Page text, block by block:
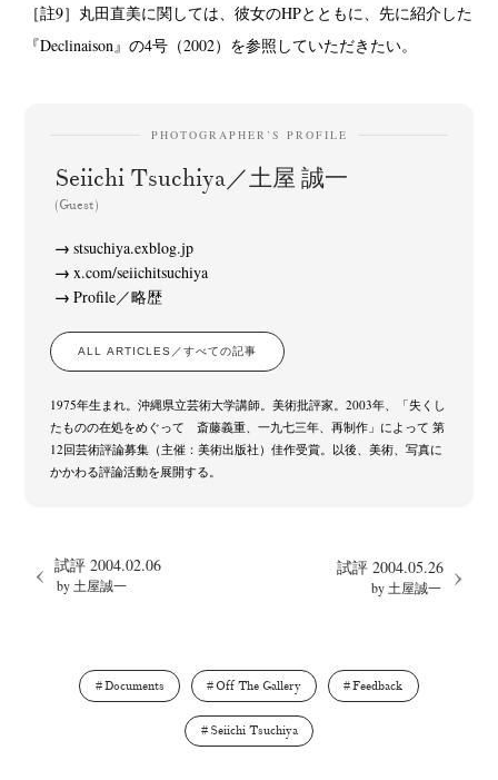
［註9］丸田直美に関しては、彼女のHPとともに、先に紹介した
『Declinaison』の4号（2002）を参照していただきたい。
PHOTOGRAPHER’S PROFILE
Seiichi Tsuchiya／土屋 誠一
(Guest)
stsuchiya.exblog.jp
x.com/seiichitsuchiya
Profile／略歴
ALL ARTICLES／すべての記事
1975年生まれ。沖縄県立芸術大学講師。美術批評家。2003年、「失くし
たものの在処をめぐって 斎藤義重、一九七三年、再制作」によって 第
12回芸術評論募集（主催：美術出版社）佳作受賞。以後、美術、写真に
かかわる評論活動を展開する。
試評 2004.02.06
by 土屋誠一
試評 2004.05.26
by 土屋誠一
Documents Off The Gallery Feedback
Seiichi Tsuchiya